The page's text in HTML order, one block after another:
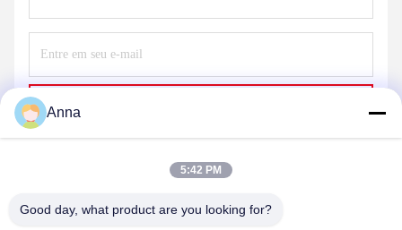
Anna
5:42 PM
Good day, what product are you looking for?